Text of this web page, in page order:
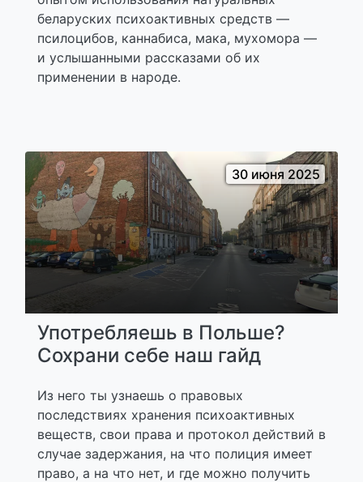
беларуских психоактивных средств —
псилоцибов, каннабиса, мака, мухомора —
и услышанными рассказами об их
применении в народе.
30 июня 2025
Употребляешь в Польше?
Сохрани себе наш гайд
Из него ты узнаешь о правовых
последствиях хранения психоактивных
веществ, свои права и протокол действий в
случае задержания, на что полиция имеет
право, а на что нет, и где можно получить